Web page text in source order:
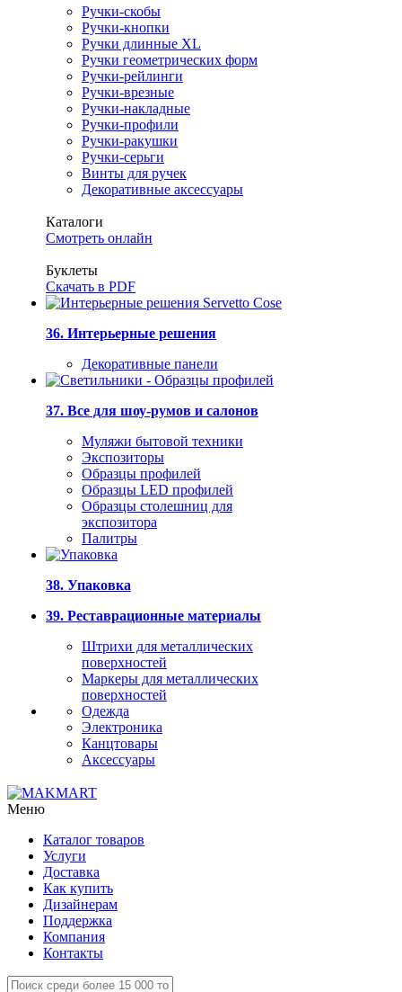
Ручки-скобы
Ручки-кнопки
Ручки длинные XL
Ручки геометрических форм
Ручки-рейлинги
Ручки-врезные
Ручки-накладные
Ручки-профили
Ручки-ракушки
Ручки-серьги
Винты для ручек
Декоративные аксессуары
Каталоги
Смотреть онлайн
Буклеты
Скачать в PDF
36. Интерьерные решения
Декоративные панели
37. Все для шоу-румов и салонов
Муляжи бытовой техники
Экспозиторы
Образцы профилей
Образцы LED профилей
Образцы столешниц для
экспозитора
Палитры
38. Упаковка
39. Реставрационные материалы
Штрихи для металлических
поверхностей
Маркеры для металлических
поверхностей
Одежда
Электроника
Канцтовары
Аксессуары
Меню
Каталог товаров
Услуги
Доставка
Как купить
Дизайнерам
Поддержка
Компания
Контакты